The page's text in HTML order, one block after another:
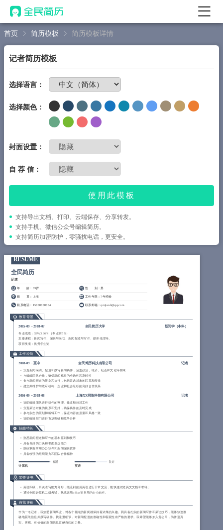
首页
AI 简历工具
AI 优化简历
AI 翻译简历
AI 诊断简历
AI 模拟面试
面试自我介绍
简历教程
登录 / 注册
首页 简历模板 简历模板详情
记者简历模板
选择语言：
选择颜色：
封面设置：
自 荐 信：
使用此模板
支持导出文档、打印、云端保存、分享转发。
支持手机、微信公众号编辑简历。
支持简历加密防护，零骚扰电话，更安全。
RESUME
全民简历
记者
年 龄 ：33岁 性 别 ：男
籍 贯 ：上海 工作年限 ：7年经验
联系电话 ：15888888884 联系邮箱 ：qmjianli@qq.com
教育背景
2015-09 ~2018-07 全民简历大学 新闻学（本科）
专业成绩：GPA 3.66/4 （专业前5%）
主修课程：新闻写作、编辑与采访、新闻报道与写作、媒体伦理等。
获得奖项：优秀学生奖
工作经历
2018-09 ~至今 全民简历科技有限公司
记者
负责新闻采访、报道和撰写新闻稿件，涵盖政治、经济、社会和文化等领域
与编辑团队合作，确保新闻稿件的准确性和及时性
参与新闻报道的策划和执行，包括采访对象的联系和安排
建立并维护与政府机构、企业和社会组织的良好合作关系
2016-09 ~2018-08 上海XX网络科技有限公司 记者
协助编辑团队进行稿件的整理、修改和校对工作
负责采访对象的联系和安排，确保稿件的及时完成
参与杂志的策划和编辑工作，保证内容的质量和风格一致
协助编辑部门进行市场调研和竞争分析
技能特长
熟悉新闻报道和写作的基本原则和技巧
具备良好的口头和书面表达能力
熟练掌握常用办公软件和新闻编辑软件
具备较强的组织能力和团队合作精神
计算机
精通
英语
良好
荣誉证书
英语四级，听说读写能力良好，能流利的用英语进行日常交流，能快速浏览英文文档和书籍；
通过全国计算机二级考试，熟练运用office等常用的办公软件。
自我评价
作为一名记者，我热爱新闻事业，对各个领域的新闻都保持着浓厚的兴趣。我具备扎实的新闻写作和采访技巧，能够快速准
确地获取信息并撰写稿件。我注重细节，对新闻报道的准确性和客观性有严格的要求。我希望能够加入贵公司，为传递真
实、客观、有价值的新闻信息贡献自己的力量。